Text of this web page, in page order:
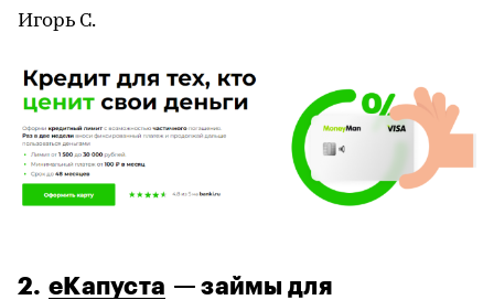
Игорь С.
2. еКапуста — займы для